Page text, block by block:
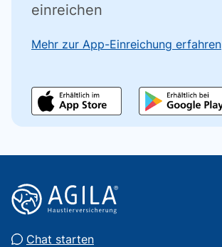
einreichen
Mehr zur App-Einreichung erfahren